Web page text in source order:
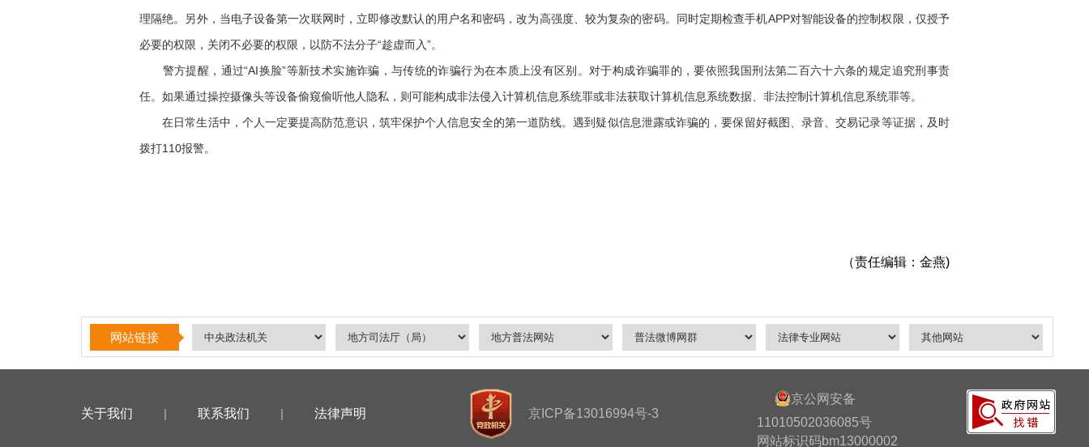
理隔绝。另外，当电子设备第一次联网时，立即修改默认的用户名和密码，改为高强度、较为复杂的密码。同时定期检查手机APP对智能设备的控制权限，仅授予
必要的权限，关闭不必要的权限，以防不法分子“趁虚而入”。
警方提醒，通过“AI换脸”等新技术实施诈骗，与传统的诈骗行为在本质上没有区别。对于构成诈骗罪的，要依照我国刑法第二百六十六条的规定追究刑事责
任。如果通过操控摄像头等设备偷窥偷听他人隐私，则可能构成非法侵入计算机信息系统罪或非法获取计算机信息系统数据、非法控制计算机信息系统罪等。
在日常生活中，个人一定要提高防范意识，筑牢保护个人信息安全的第一道防线。遇到疑似信息泄露或诈骗的，要保留好截图、录音、交易记录等证据，及时
拨打110报警。
（责任编辑：金燕)
网站链接
关于我们 | 联系我们 | 法律声明 京ICP备13016994号-3
京公网安备
11010502036085号
网站标识码bm13000002